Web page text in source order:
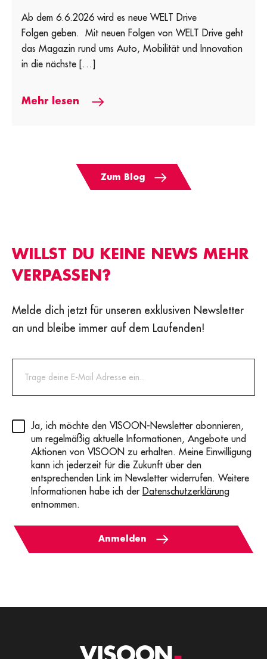
Ab dem 6.6.2026 wird es neue WELT Drive
Folgen geben. Mit neuen Folgen von WELT Drive geht
das Magazin rund ums Auto, Mobilität und Innovation
in die nächste […]
Mehr lesen
Zum Blog
WILLST DU KEINE NEWS MEHR
VERPASSEN?
Melde dich jetzt für unseren exklusiven Newsletter
an und bleibe immer auf dem Laufenden!
Privacy(erforderlich)
Ja, ich möchte den VISOON-Newsletter abonnieren,
um regelmäßig aktuelle Informationen, Angebote und
Aktionen von VISOON zu erhalten. Meine Einwilligung
kann ich jederzeit für die Zukunft über den
entsprechenden Link im Newsletter widerrufen. Weitere
Informationen habe ich der Datenschutzerklärung
entnommen.
Anmelden